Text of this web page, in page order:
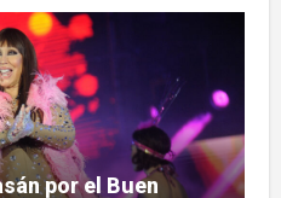
por el Buen